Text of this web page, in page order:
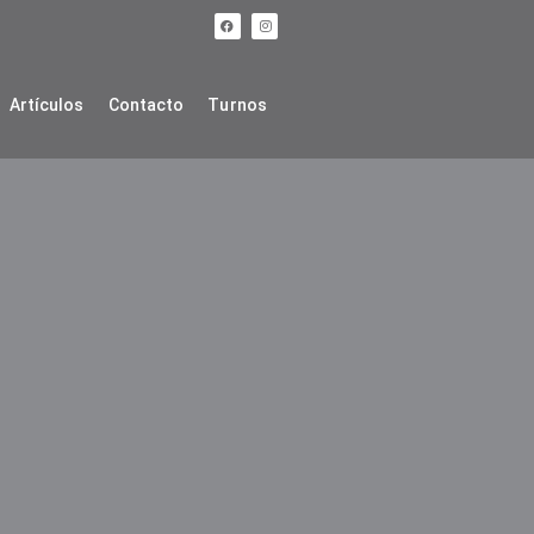
Artículos Contacto Turnos